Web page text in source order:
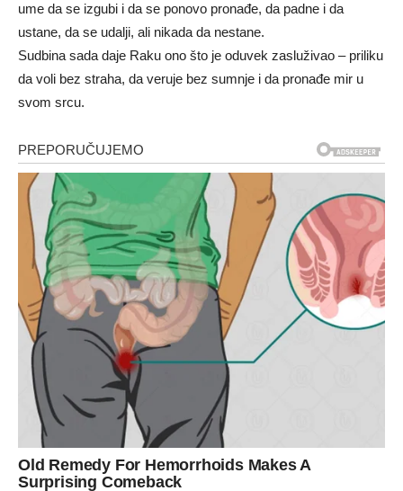
ume da se izgubi i da se ponovo pronađe, da padne i da
ustane, da se udalji, ali nikada da nestane.
Sudbina sada daje Raku ono što je oduvek zasluživao – priliku
da voli bez straha, da veruje bez sumnje i da pronađe mir u
svom srcu.